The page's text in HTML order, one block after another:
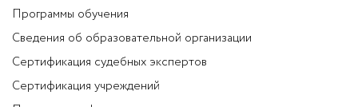
Программы обучения
Сведения об образовательной организации
Сертификация судебных экспертов
Сертификация учреждений